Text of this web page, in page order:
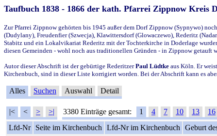
Taufbuch 1838 - 1866 der kath. Pfarrei Zippnow Kreis
Zur Pfarrei Zippnow gehörten bis 1945 außer dem Dorf Zippnow (Sypnywo)
(Dudylany), Freudenfier (Szwecja), Klawittersdorf (Glowaczewo), Rederitz
Stabitz und ein Lokalvikariat Rederitz mit der Tochterkirche in Doderlage
diesen Gemeinden - wohl noch aus traditionellen Gründen - in Zippnow getauft
Autor dieser Abschrift ist der gebürtige RederitzerPaul Lüdtke aus Köln. Er
Kirchenbuch, sind in dieser Liste korrigiert worden. Bei der Abschrift kann es
Alles Suchen Auswahl Detail
|< < > >| 3380 Einträge gesamt: 1 4 7 10 13 16
Lfd-Nr
Seite im Kirchenbuch Lfd-Nr im Kirchenbuch Geburt